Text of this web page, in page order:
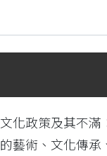
Details
文化政策及其不滿
的藝術、文化傳承